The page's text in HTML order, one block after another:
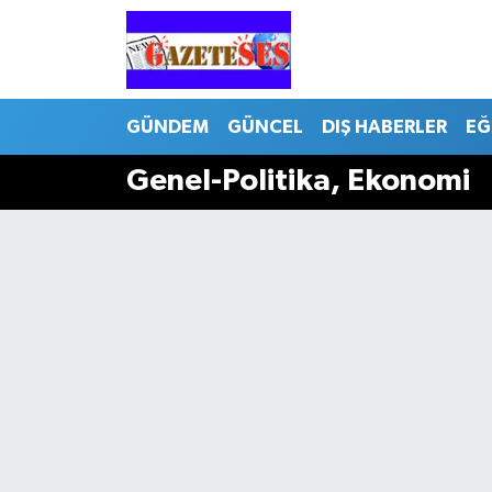
GÜNDEM GÜNCEL DIŞ HABERLER
Genel-Politika, Ekonomi